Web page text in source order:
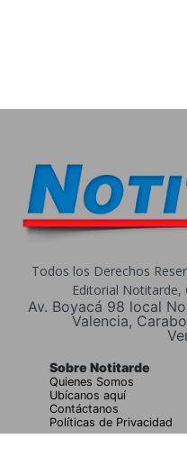
Todos los Derechos
Editorial Notitarde,
Av. Boyacá 98 local
Valencia,
Sobre Notitarde
Quienes Somos
Ubícanos aquí
Contáctanos
Políticas de Privacidad